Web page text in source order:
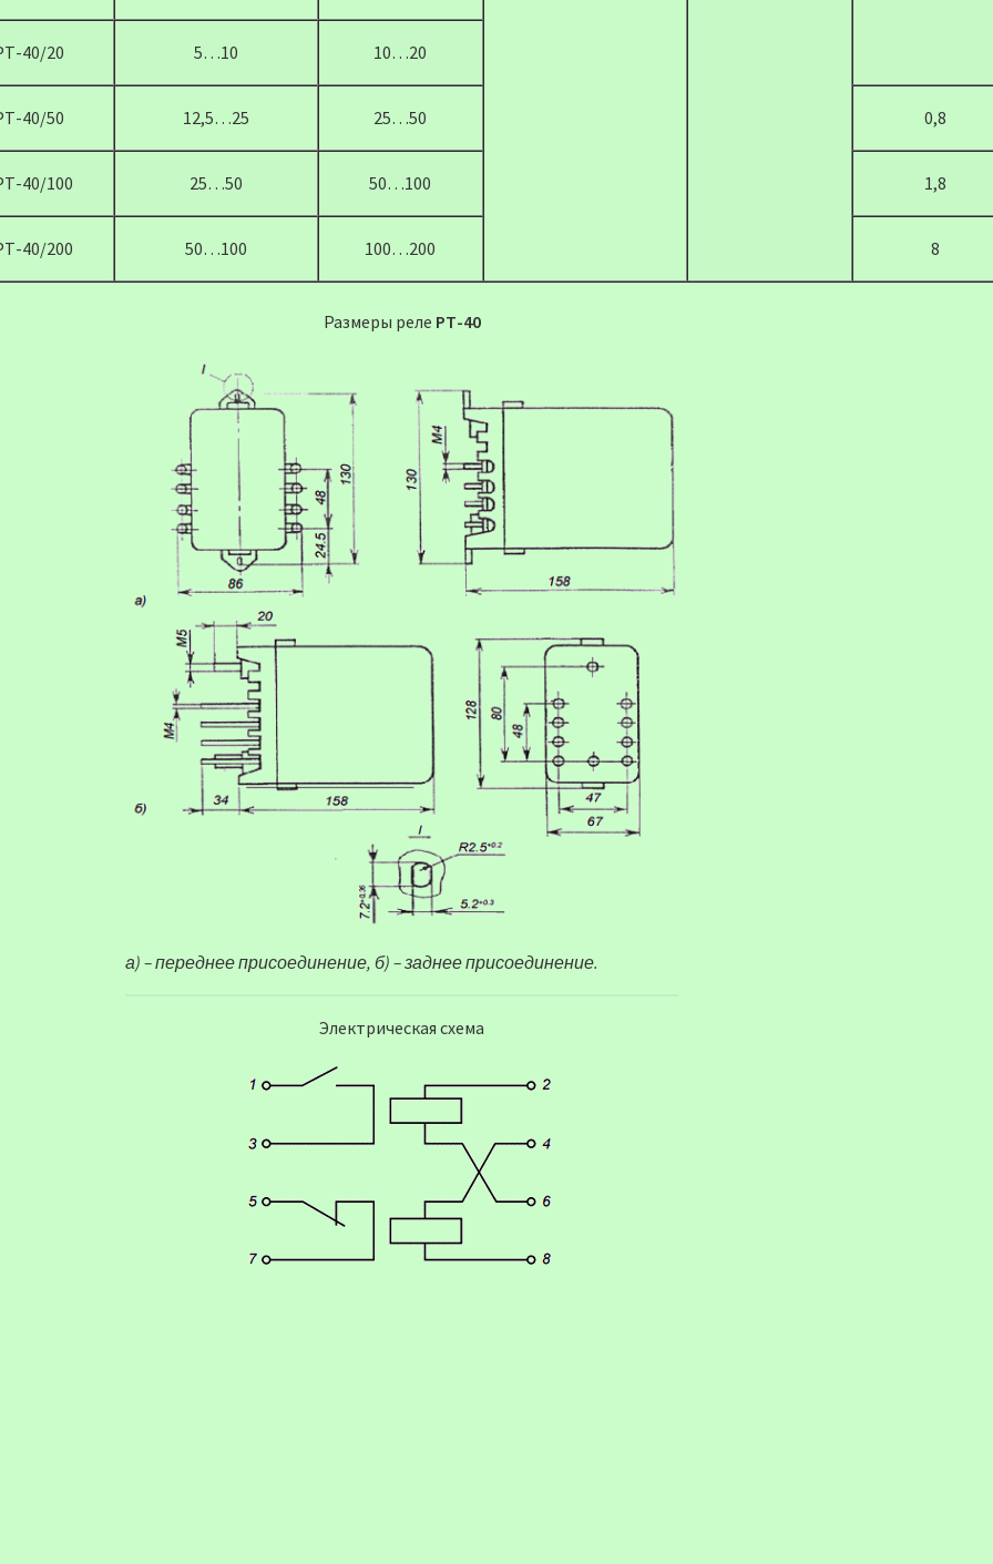
40/20 5…10 10…20
40/50 12,5…25 25…50 0,8
40/100 25…50 50…100 1,8
40/200 50…100 100…200 8
Размеры реле РТ-40
а) – переднее присоединение, б) – заднее присоединение.
Электрическая схема